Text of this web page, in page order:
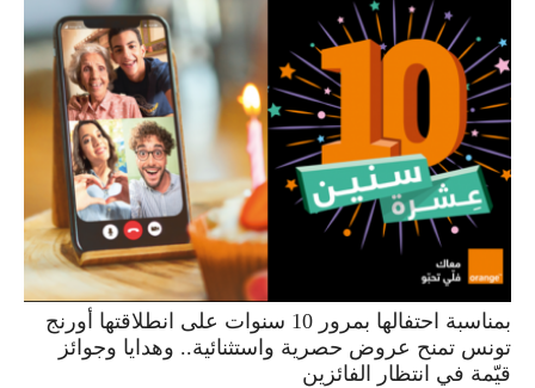
بمناسبة احتفالها بمرور 10 سنوات على انطلاقتها أورنج
تونس تمنح عروض حصرية واستثنائية.. وهدايا وجوائز
قيّمة في انتظار الفائزين